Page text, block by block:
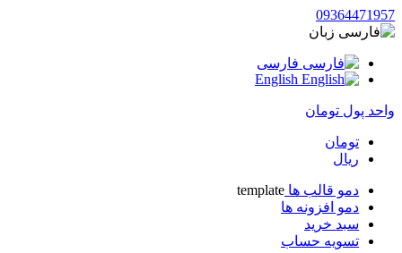
زبان
فارسی
English
پول تومان
تومان
ریال
دمو قالب ها template
دمو افزونه ها
سبد خرید
تسویه حساب